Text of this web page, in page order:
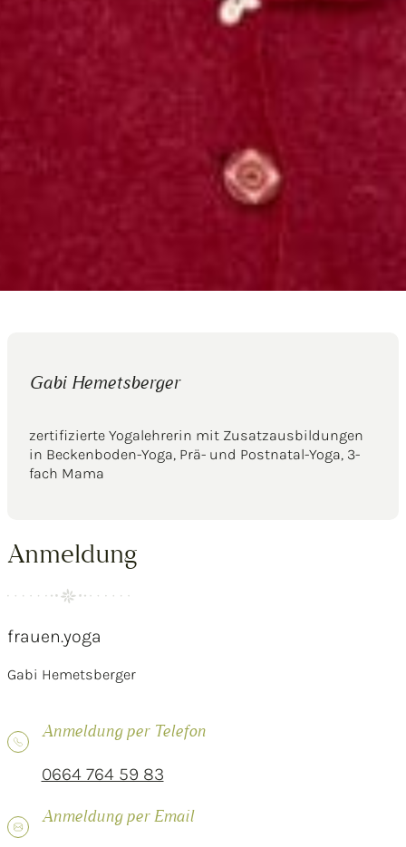
Gabi Hemetsberger
zertifizierte Yogalehrerin mit Zusatzausbildungen
in Beckenboden-Yoga, Prä- und Postnatal-Yoga, 3-
fach Mama
Anmeldung
frauen.yoga
Gabi Hemetsberger
Anmeldung per Telefon
0664 764 59 83
Anmeldung per Email